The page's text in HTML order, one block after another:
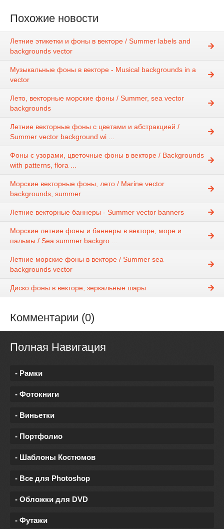
Похожие новости
Летние этикетки и фоны в векторе / Summer labels and
backgrounds vector
Музыкальные фоны в векторе - Musical backgrounds in a
vector
Лето, векторные морские фоны / Summer, sea vector
backgrounds
Летние векторные фоны с цветами и абстракцией /
Summer vector background wi ...
Фоны с узорами, цветочные фоны в векторе / Backgrounds
with patterns, flora ...
Морские векторные фоны, лето / Marine vector
backgrounds, summer
Летние векторные баннеры - Summer vector banners
Морские летние фоны и баннеры в векторе, море и
пальмы / Sea summer backgro ...
Летние морские фоны в векторе / Summer sea
backgrounds vector
Диско фоны в векторе, зеркальные шары
Комментарии (0)
Полная Навигация
- Рамки
- Фотокниги
- Виньетки
- Портфолио
- Шаблоны Костюмов
- Все для Photoshop
- Обложки для DVD
- Футажи